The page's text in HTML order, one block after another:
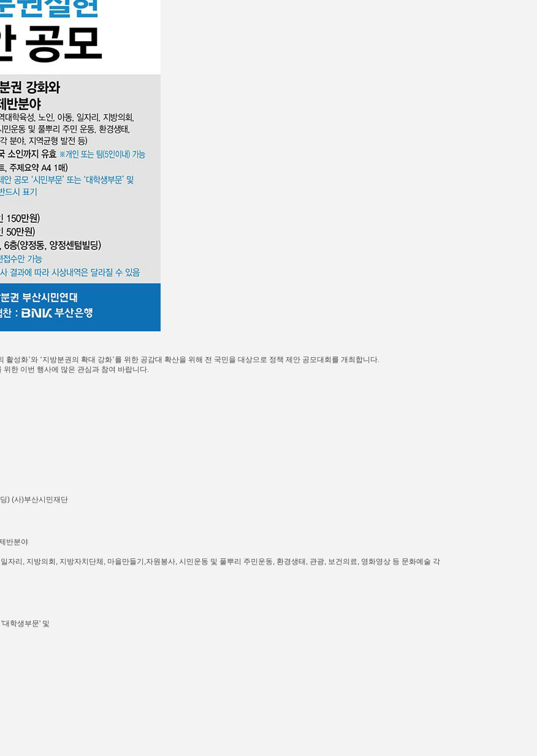
성화’와 ‘지방분권의 확대 강화’를 위한 공감대 확산을 위해 전 국민을 대상으로 정책 제안 공모대회를 개최합니다.
한 이번 행사에 많은 관심과 참여 바랍니다.
) (사)부산시민재단
반분야
자리, 지방의회, 지방자치단체, 마을만들기,자원봉사, 시민운동 및 풀뿌리 주민운동, 환경생태, 관광, 보건의료, 영화영상 등 문화예술 각
학생부문' 및